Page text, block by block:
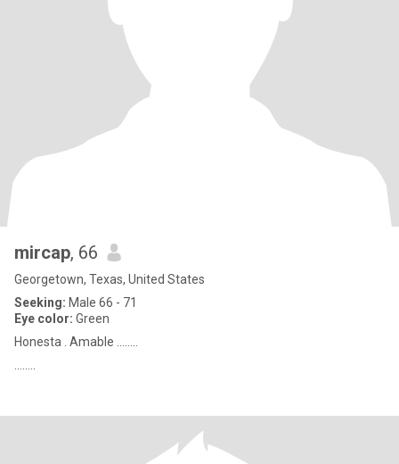
mircap, 66
Georgetown, Texas, United States
Seeking: Male 66 - 71
Eye color: Green
Honesta . Amable ........